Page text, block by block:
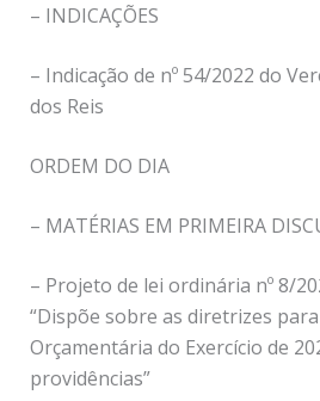
– INDICAÇÕES
– Indicação de nº 54/2022 do
dos Reis
ORDEM DO DIA
– MATÉRIAS EM PRIMEIRA
– Projeto de lei ordinária nº 8/
“Dispõe sobre as diretrizes
Orçamentária do Exercício de
providências”